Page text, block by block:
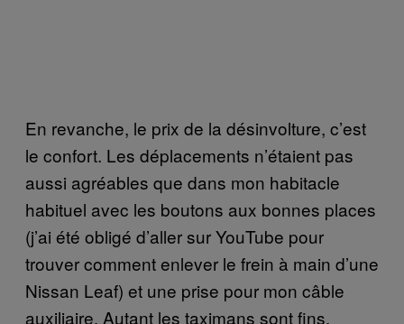
En revanche, le prix de la désinvolture, c’est
le confort. Les déplacements n’étaient pas
aussi agréables que dans mon habitacle
habituel avec les boutons aux bonnes places
(j’ai été obligé d’aller sur YouTube pour
trouver comment enlever le frein à main d’une
Nissan Leaf) et une prise pour mon câble
auxiliaire. Autant les taximans sont fins,